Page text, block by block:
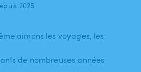
2025
aimons les voyages, les
de nombreuses années